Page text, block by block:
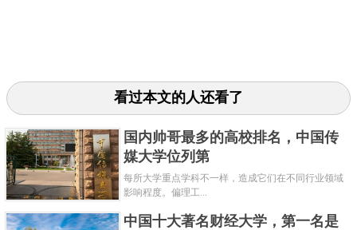
广外地处有着花城美誉的广州市，层先后入选国
家“2011计划”和“亚洲大学学生交流集体行动计划”，同
时也是向联合国提供高端翻译人才的全球19所大学之
一、国际大学翻译学院联合会成员。
看过本文的人还看了
国内帅哥最多的高校排名，中国传
媒大学位列第
每所大学重点学科不一样，造成它们在不同行业领域
影响程度。偏理工...
中国十大著名财经大学，第一名是